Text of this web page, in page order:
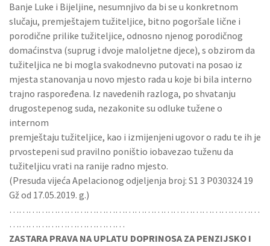
Banje Luke i Bijeljine, nesumnjivo da bi se u konkretnom
slučaju, premještajem tužiteljice, bitno pogoršale lične i
porodične prilike tužiteljice, odnosno njenog porodičnog
domaćinstva (suprug i dvoje maloljetne djece), s obzirom da
tužiteljica ne bi mogla svakodnevno putovati na posao iz
mjesta stanovanja u novo mjesto rada u koje bi bila interno
trajno raspoređena. Iz navedenih razloga, po shvatanju
drugostepenog suda, nezakonite su odluke tužene o
internom
premještaju tužiteljice, kao i izmijenjeni ugovor o radu te ih je
prvostepeni sud pravilno poništio iobavezao tuženu da
tužiteljicu vrati na ranije radno mjesto.
(Presuda vijeća Apelacionog odjeljenja broj: S1 3 P030324 19
Gž od 17.05.2019. g.)
……………………………………………………………………
………………………………
ZASTARA PRAVA NA UPLATU DOPRINOSA ZA PENZIJSKO I